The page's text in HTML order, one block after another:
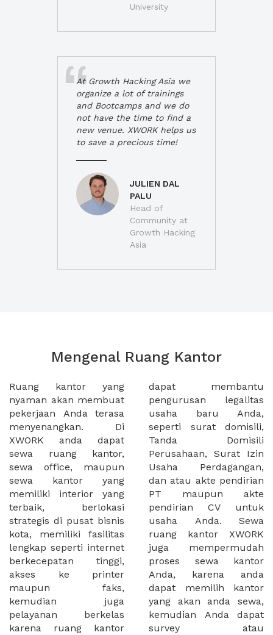
University
At Growth Hacking Asia we
organize a lot of trainings
and Bootcamps and we do
not have the time to find a
new venue. XWORK helps us
to save a precious time!
JULIEN DAL
PALU
Head of
Community at
Growth Hacking
Asia
Mengenal Ruang Kantor
Ruang kantor yang
nyaman akan membuat
pekerjaan Anda terasa
menyenangkan. Di
XWORK anda dapat
sewa ruang kantor,
sewa office, maupun
sewa kantor yang
memiliki interior yang
terbaik, berlokasi
strategis di pusat bisnis
kota, memiliki fasilitas
lengkap seperti internet
berkecepatan tinggi,
akses ke printer
maupun faks,
kemudian juga
pelayanan berkelas
karena ruang kantor
dapat membantu
pengurusan legalitas
usaha baru Anda,
seperti surat domisili,
Tanda Domisili
Perusahaan, Surat Izin
Usaha Perdagangan,
dan atau akte pendirian
PT maupun akte
pendirian CV untuk
usaha Anda. Sewa
ruang kantor XWORK
juga mempermudah
proses sewa kantor
Anda, karena anda
dapat memilih kantor
yang akan anda sewa,
kemudian Anda dapat
survey atau